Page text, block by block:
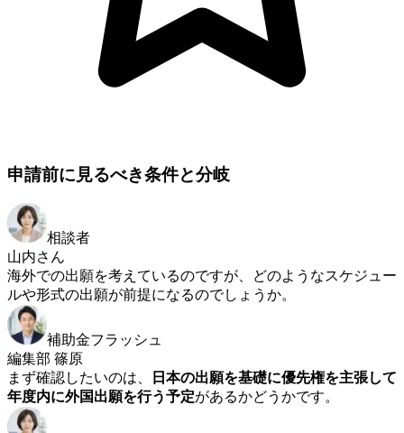
申請前に見るべき条件と分岐
相談者
山内さん
海外での出願を考えているのですが、どのようなスケジュー
ルや形式の出願が前提になるのでしょうか。
補助金フラッシュ
編集部 篠原
まず確認したいのは、
日本の出願を基礎に優先権を主張して
年度内に外国出願を行う予定があるかどうかです。